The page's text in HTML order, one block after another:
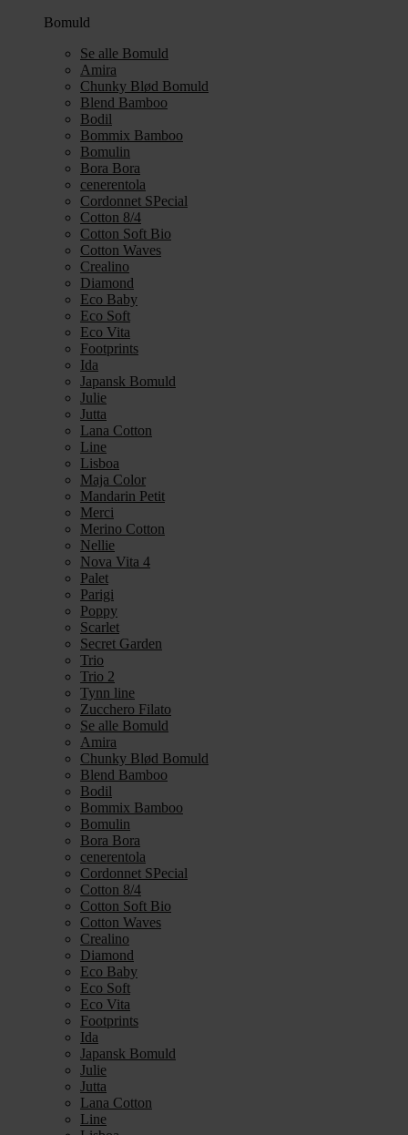
Bomuld
Se alle Bomuld
Amira
Chunky Blød Bomuld
Blend Bamboo
Bodil
Bommix Bamboo
Bomulin
Bora Bora
cenerentola
Cordonnet SPecial
Cotton 8/4
Cotton Soft Bio
Cotton Waves
Crealino
Diamond
Eco Baby
Eco Soft
Eco Vita
Footprints
Ida
Japansk Bomuld
Julie
Jutta
Lana Cotton
Line
Lisboa
Maja Color
Mandarin Petit
Merci
Merino Cotton
Nellie
Nova Vita 4
Palet
Parigi
Poppy
Scarlet
Secret Garden
Trio
Trio 2
Tynn line
Zucchero Filato
Se alle Bomuld
Amira
Chunky Blød Bomuld
Blend Bamboo
Bodil
Bommix Bamboo
Bomulin
Bora Bora
cenerentola
Cordonnet SPecial
Cotton 8/4
Cotton Soft Bio
Cotton Waves
Crealino
Diamond
Eco Baby
Eco Soft
Eco Vita
Footprints
Ida
Japansk Bomuld
Julie
Jutta
Lana Cotton
Line